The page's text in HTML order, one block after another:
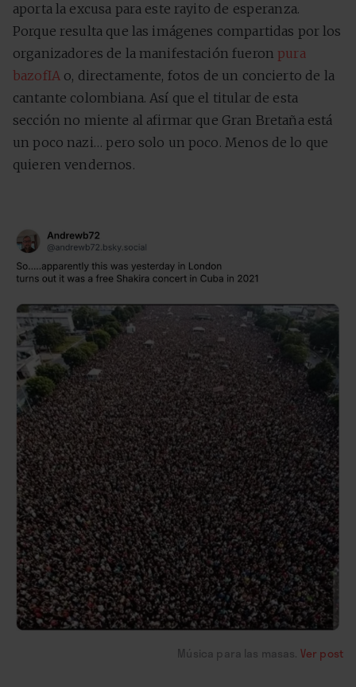
aporta la excusa para este rayito de esperanza.
Porque resulta que las imágenes compartidas por los
organizadores de la manifestación fueron pura
bazofIA o, directamente, fotos de un concierto de la
cantante colombiana. Así que el titular de esta
sección no miente al afirmar que Gran Bretaña está
un poco nazi… pero solo un poco. Menos de lo que
quieren vendernos.
Música para las masas. Ver post